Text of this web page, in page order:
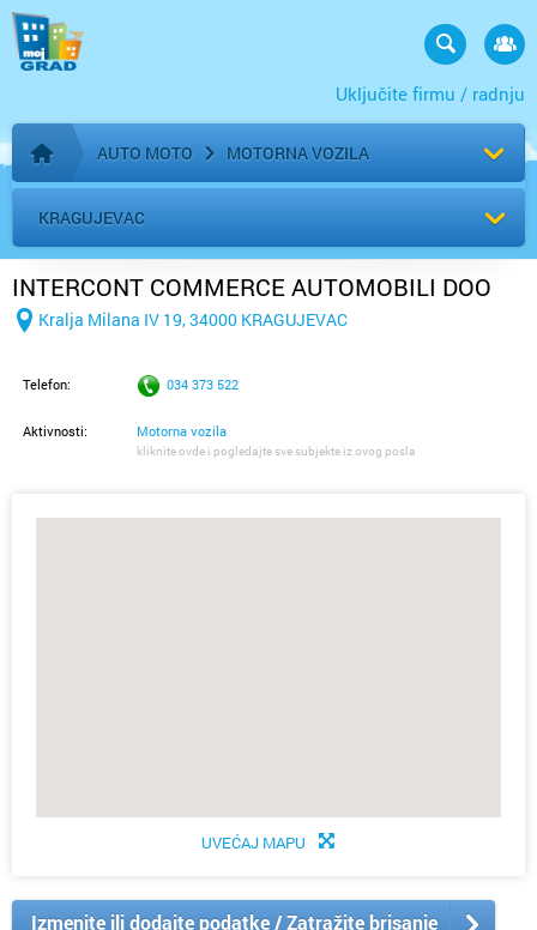
Uključite firmu / radnju
Početna stranica
AUTO MOTO MOTORNA VOZILA
KRAGUJEVAC
INTERCONT COMMERCE AUTOMOBILI DOO
Kralja Milana IV 19, 34000 KRAGUJEVAC
Telefon: 034 373 522
Aktivnosti: Motorna vozila
kliknite ovde i pogledajte sve subjekte iz ovog posla
UVEĆAJ MAPU
Izmenite ili dodajte podatke / Zatražite brisanje